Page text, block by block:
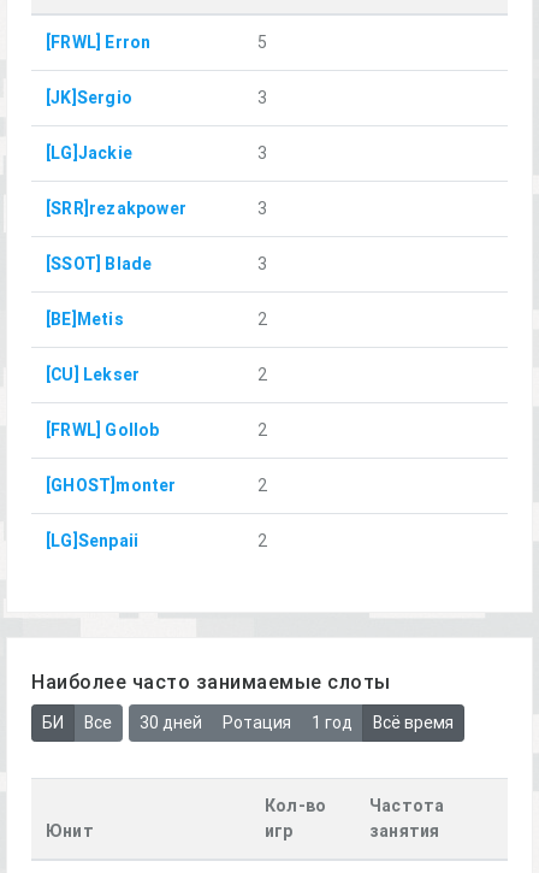
[FRWL] Erron 5
[JK]Sergio 3
[LG]Jackie 3
[SRR]rezakpower 3
[SSOT] Blade 3
[BE]Metis 2
[CU] Lekser 2
[FRWL] Gollob 2
[GHOST]monter 2
[LG]Senpaii 2
Наиболее часто занимаемые слоты
БИ Все 30 дней Ротация 1 год Всё время
Юнит
Кол-во
игр
Частота
занятия